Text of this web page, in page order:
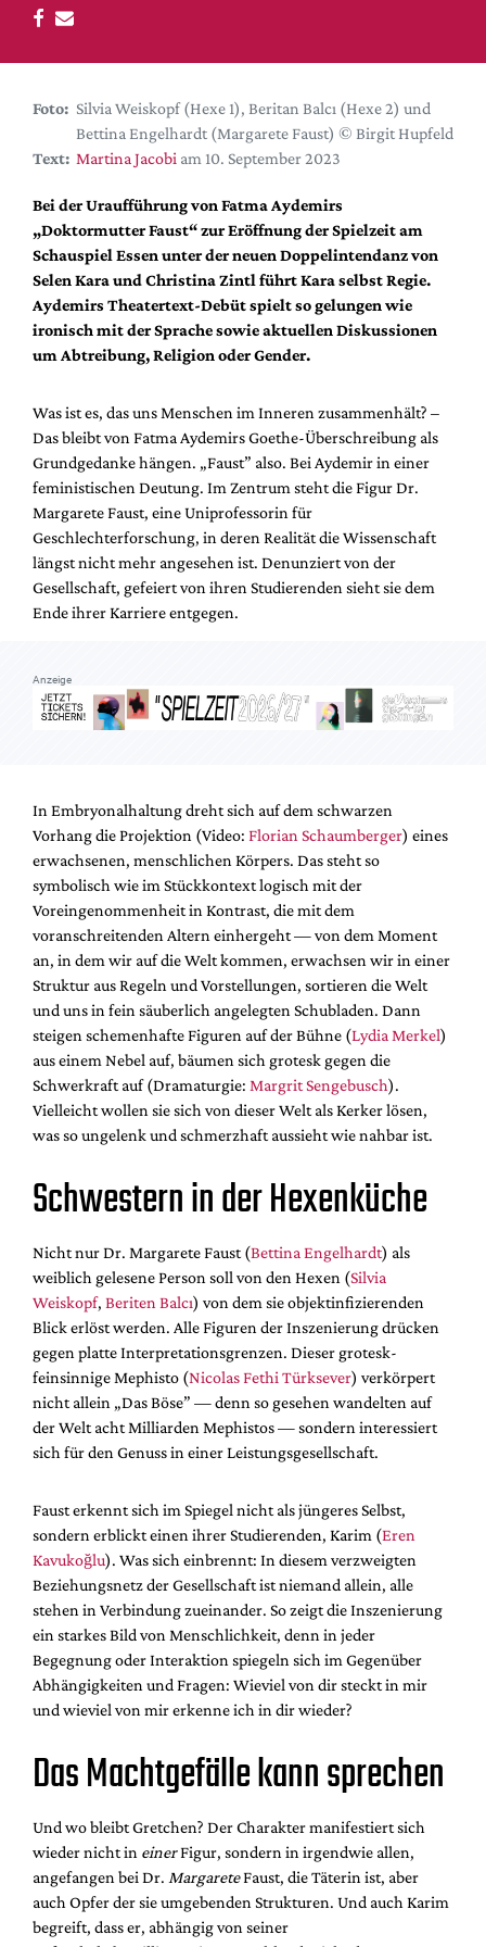
DdB-map
Kalender
Festival-Planer
Hefte
Alle Hefte
Leseproben
Podcast
Service
Shop / Abo
Redaktion
Autor:innen
Partner
Mediadaten
Suche
Foto: Silvia Weiskopf (Hexe 1), Beritan Balcı (Hexe 2) und
Bettina Engelhardt (Margarete Faust) © Birgit Hupfeld
Text: Martina Jacobi am 10. September 2023
Bei der Uraufführung von Fatma Aydemirs
„Doktormutter Faust“ zur Eröffnung der Spielzeit am
Schauspiel Essen unter der neuen Doppelintendanz von
Selen Kara und Christina Zintl führt Kara selbst Regie.
Aydemirs Theatertext-Debüt spielt so gelungen wie
ironisch mit der Sprache sowie aktuellen Diskussionen
um Abtreibung, Religion oder Gender.
Was ist es, das uns Menschen im Inneren zusammenhält? –
Das bleibt von Fatma Aydemirs Goethe-Überschreibung als
Grundgedanke hängen. „Faust” also. Bei Aydemir in einer
feministischen Deutung. Im Zentrum steht die Figur Dr.
Margarete Faust, eine Uniprofessorin für
Geschlechterforschung, in deren Realität die Wissenschaft
längst nicht mehr angesehen ist. Denunziert von der
Gesellschaft, gefeiert von ihren Studierenden sieht sie dem
Ende ihrer Karriere entgegen.
Anzeige
In Embryonalhaltung dreht sich auf dem schwarzen
Vorhang die Projektion (Video: Florian Schaumberger) eines
erwachsenen, menschlichen Körpers. Das steht so
symbolisch wie im Stückkontext logisch mit der
Voreingenommenheit in Kontrast, die mit dem
voranschreitenden Altern einhergeht — von dem Moment
an, in dem wir auf die Welt kommen, erwachsen wir in einer
Struktur aus Regeln und Vorstellungen, sortieren die Welt
und uns in fein säuberlich angelegten Schubladen. Dann
steigen schemenhafte Figuren auf der Bühne (Lydia Merkel)
aus einem Nebel auf, bäumen sich grotesk gegen die
Schwerkraft auf (Dramaturgie: Margrit Sengebusch).
Vielleicht wollen sie sich von dieser Welt als Kerker lösen,
was so ungelenk und schmerzhaft aussieht wie nahbar ist.
Schwestern in der Hexenküche
Nicht nur Dr. Margarete Faust (Bettina Engelhardt) als
weiblich gelesene Person soll von den Hexen (Silvia
Weiskopf, Beriten Balcı) von dem sie objektinfizierenden
Blick erlöst werden. Alle Figuren der Inszenierung drücken
gegen platte Interpretationsgrenzen. Dieser grotesk-
feinsinnige Mephisto (Nicolas Fethi Türksever) verkörpert
nicht allein „Das Böse” — denn so gesehen wandelten auf
der Welt acht Milliarden Mephistos — sondern interessiert
sich für den Genuss in einer Leistungsgesellschaft.
Faust erkennt sich im Spiegel nicht als jüngeres Selbst,
sondern erblickt einen ihrer Studierenden, Karim (Eren
Kavukoğlu). Was sich einbrennt: In diesem verzweigten
Beziehungsnetz der Gesellschaft ist niemand allein, alle
stehen in Verbindung zueinander. So zeigt die Inszenierung
ein starkes Bild von Menschlichkeit, denn in jeder
Begegnung oder Interaktion spiegeln sich im Gegenüber
Abhängigkeiten und Fragen: Wieviel von dir steckt in mir
und wieviel von mir erkenne ich in dir wieder?
Das Machtgefälle kann sprechen
Und wo bleibt Gretchen? Der Charakter manifestiert sich
wieder nicht in einerFigur, sondern in irgendwie allen,
angefangen bei Dr. MargareteFaust, die Täterin ist, aber
auch Opfer der sie umgebenden Strukturen. Und auch Karim
begreift, dass er, abhängig von seiner